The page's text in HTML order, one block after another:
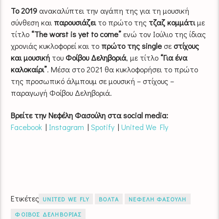
Το 2019 ανακαλύπτει την αγάπη της για τη μουσική
σύνθεση και παρουσιάζειτο πρώτο της τζαζ κομμάτιμε
τίτλο “The worst is yet to come”ενώ τον Ιούλιο της ίδιας
χρονιάς κυκλοφορεί και το πρώτο της single σεστίχους
και μουσική του Φοίβου Δεληβοριά, με τίτλο “Για ένα
καλοκαίρι”. Μέσα στο 2021 θα κυκλοφορήσει το πρώτο
της προσωπικό άλμπουμ σε μουσική – στίχους –
παραγωγή Φοίβου Δεληβοριά.
Βρείτε την Νεφέλη Φασούλη στα social media:
Facebook | Instagram |Spotify |United We Fly
Ετικέτες UNITED WE FLY ΒΟΛΤΑ
ΝΕΦΕΛΗ ΦΑΣΟΥΛΗ
ΦΟΙΒΟΣ ΔΕΛΗΒΟΡΙΑΣ